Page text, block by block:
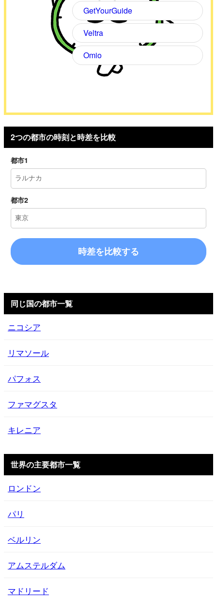
GetYourGuide
Veltra
Omio
2つの都市の時刻と時差を比較
都市1
都市2
時差を比較する
同じ国の都市一覧
ニコシア
リマソール
パフォス
ファマグスタ
キレニア
世界の主要都市一覧
ロンドン
パリ
ベルリン
アムステルダム
マドリード